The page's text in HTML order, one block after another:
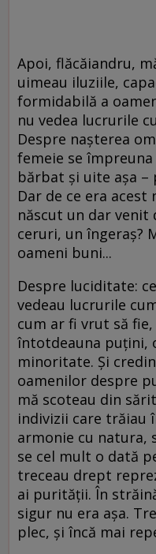
Apoi, flăcăiandru,
uimeau iluziile,
formidabilă a
nu vedea lucrurile
Despre nașterea
femeie se împreuna
bărbat și uite așa –
Dar de ce era acest
născut un dar venit
ceruri, un îngeraș?
oameni buni...
Despre luciditate:
vedeau lucrurile
cum ar fi vrut să fie,
întotdeauna puțini,
minoritate. Și
oamenilor despre
mă scoteau din
indivizii care trăiau
armonie cu natura,
se cel mult o dată
treceau drept
ai purității. În
sigur nu era așa.
plec, și încă mai